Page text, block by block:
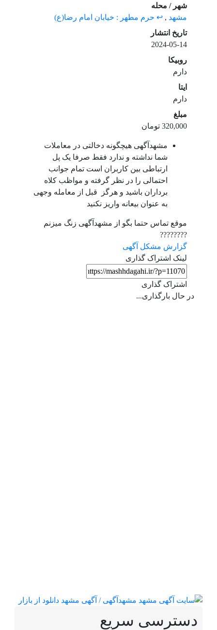
شهر / محله
↩ حرم مطهر : خیابان امام رضا(ع)
تاریخ انتشار
2024-05-14
مشهدآگهی هیچگونه دخالتی در معاملات
شما نداشته و ندارد فقط صرفا یک پل
ارتباطی بین کاربران است تمام جوانب
احتمالی را در نظر گرفته و مواظب کلاه
برداران باشید و هرگز قبل از معامله وجهی
به عنوان بیعانه واریز نکنید
موقع تماس حتما بگو از مشهدآگهی زنگ میزنم
گزارش مشکل آگهی
لینک اشتراک گذاری
اشتراک گذاری
حال بارگذاری...
سریع